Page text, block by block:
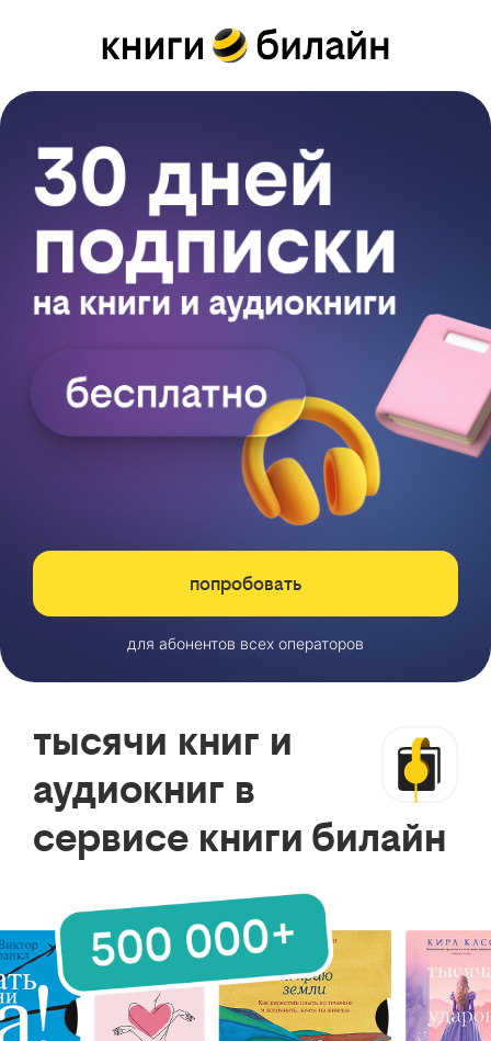
попробовать
для абонентов всех операторов
тысячи книг и
аудиокниг в
сервисе книги билайн